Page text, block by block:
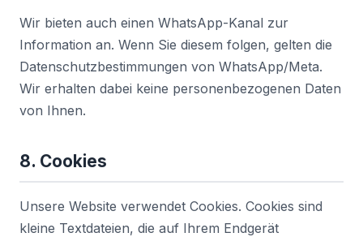
Wir bieten auch einen WhatsApp-Kanal zur
Information an. Wenn Sie diesem folgen, gelten die
Datenschutzbestimmungen von WhatsApp/Meta.
Wir erhalten dabei keine personenbezogenen Daten
von Ihnen.
8. Cookies
Unsere Website verwendet Cookies. Cookies sind
kleine Textdateien, die auf Ihrem Endgerät